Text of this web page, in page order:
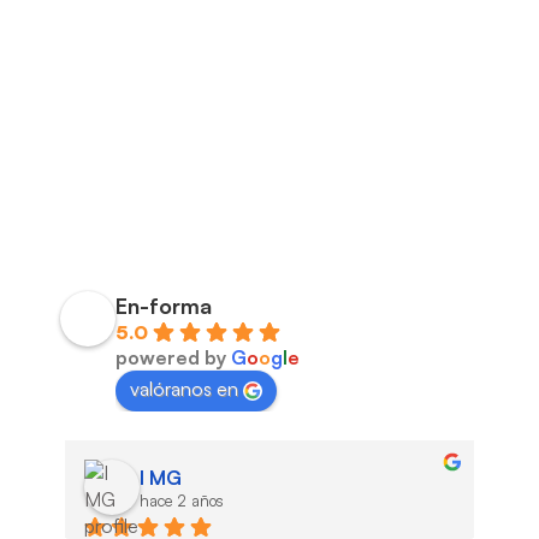
En-forma
5.0
powered by Google
valóranos en
I MG
hace 2 años